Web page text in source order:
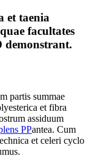
et taenia
facultates
demonstrant.
partis summae
et fibra
assiduum
PPantea. Cum
et celeri cyclo